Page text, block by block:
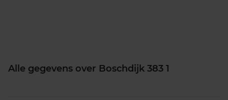
Alle gegevens over Boschdijk 383 1